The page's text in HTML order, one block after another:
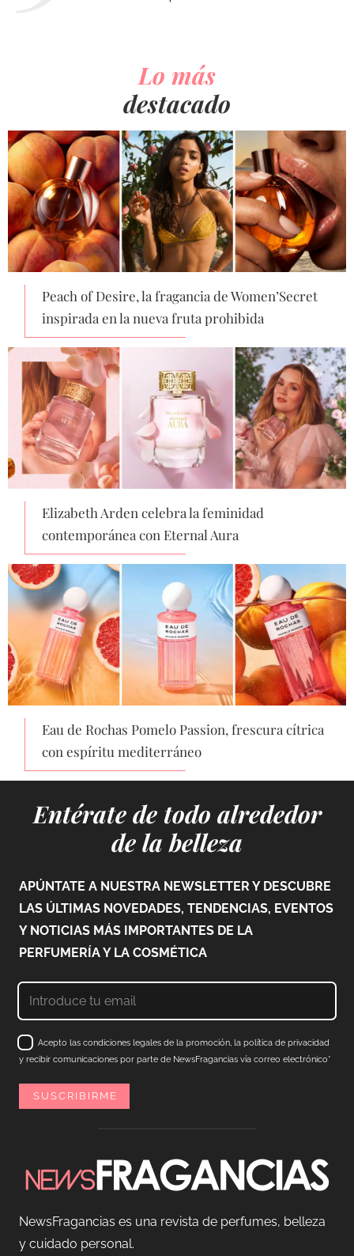
Lo más
destacado
Peach of Desire, la fragancia de Women’Secret
inspirada en la nueva fruta prohibida
Elizabeth Arden celebra la feminidad
contemporánea con Eternal Aura
Eau de Rochas Pomelo Passion, frescura cítrica
con espíritu mediterráneo
Entérate de todo alrededor
de la belleza
APÚNTATE A NUESTRA NEWSLETTER Y DESCUBRE
LAS ÚLTIMAS NOVEDADES, TENDENCIAS, EVENTOS
Y NOTICIAS MÁS IMPORTANTES DE LA
PERFUMERÍA Y LA COSMÉTICA
Acepto las condiciones legales de la promoción, la política de privacidad
y recibir comunicaciones por parte de NewsFragancias vía correo electrónico*
NewsFragancias es una revista de perfumes, belleza
y cuidado personal.